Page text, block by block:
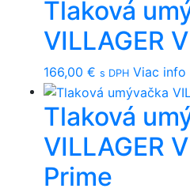
Tlaková
VILLAGER
166,00 € s DPH Viac info
Tlaková
VILLAGER
Prime